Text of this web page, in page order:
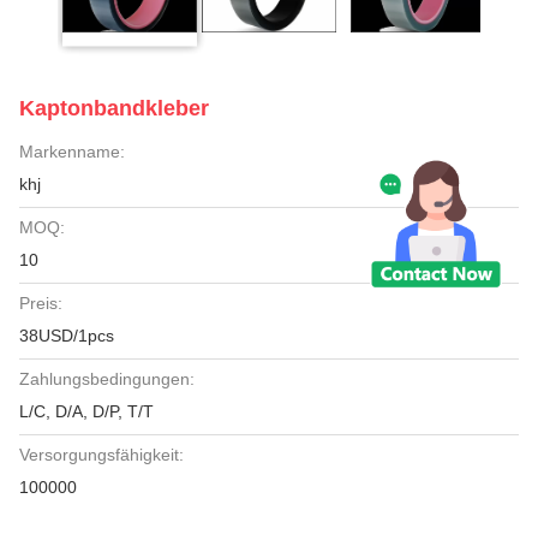
Kaptonbandkleber
Markenname:
khj
MOQ:
10
Preis:
38USD/1pcs
Zahlungsbedingungen:
L/C, D/A, D/P, T/T
Versorgungsfähigkeit:
100000